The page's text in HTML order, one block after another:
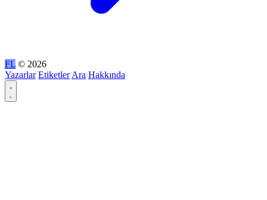
FL © 2026
Yazarlar Etiketler Ara Hakkında